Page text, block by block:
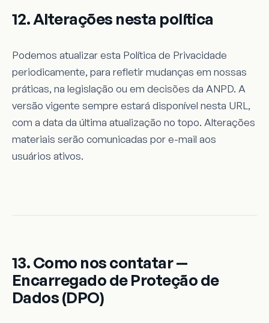
12. Alterações nesta política
Podemos atualizar esta Política de Privacidade
periodicamente, para refletir mudanças em nossas
práticas, na legislação ou em decisões da ANPD. A
versão vigente sempre estará disponível nesta URL,
com a data da última atualização no topo. Alterações
materiais serão comunicadas por e-mail aos
usuários ativos.
13. Como nos contatar —
Encarregado de Proteção de
Dados (DPO)